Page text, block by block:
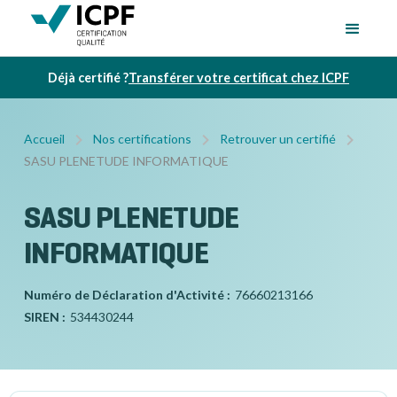
Déjà certifié ?Transférer votre certificat chez ICPF
Accueil Nos certifications
Retrouver un certifié
SASU PLENETUDE INFORMATIQUE
SASU PLENETUDE
INFORMATIQUE
Numéro de Déclaration d'Activité : 76660213166
SIREN : 534430244